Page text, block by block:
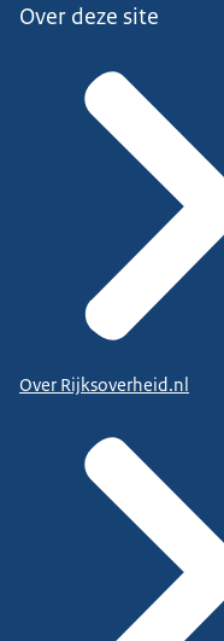
Over deze site
Over Rijksoverheid.nl